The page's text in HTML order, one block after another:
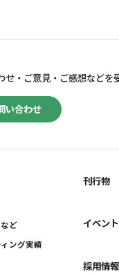
い合わせ
せ・ ご意見・ご感想などを
ど
ング実績
刊行物
イベン
採用情報